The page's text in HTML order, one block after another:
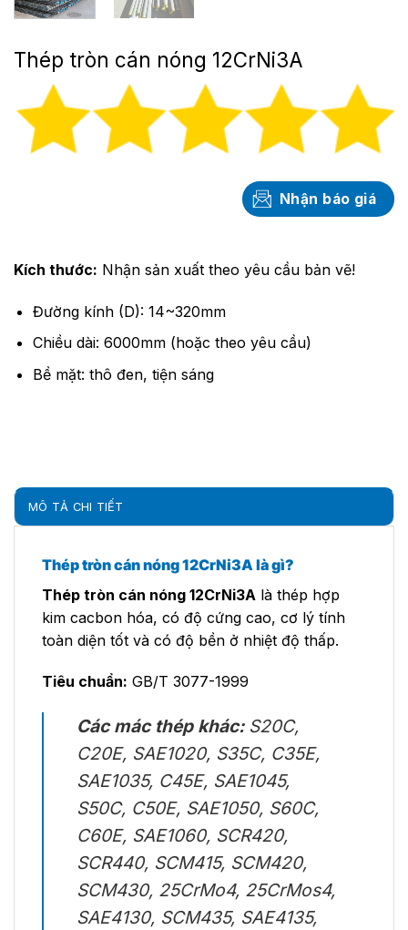
Thép tròn cán nóng 12CrNi3A
Nhận báo giá
Kích thước: Nhận sản xuất theo yêu cầu bản vẽ!
Đường kính (D): 14~320mm
Chiều dài: 6000mm (hoặc theo yêu cầu)
Bề mặt: thô đen, tiện sáng
MÔ TẢ CHI TIẾT
Thép tròn cán nóng 12CrNi3A là gì?
Thép tròn cán nóng 12CrNi3A là thép hợp
kim cacbon hóa, có độ cứng cao, cơ lý tính
toàn diện tốt và có độ bền ở nhiệt độ thấp.
Tiêu chuẩn: GB/T 3077-1999
Các mác thép khác: S20C,
C20E, SAE1020, S35C, C35E,
SAE1035, C45E, SAE1045,
S50C, C50E, SAE1050, S60C,
C60E, SAE1060, SCR420,
SCR440, SCM415, SCM420,
SCM430, 25CrMo4, 25CrMos4,
SAE4130, SCM435, SAE4135,